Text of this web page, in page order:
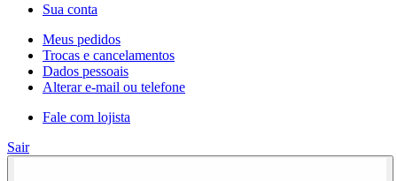
Sua conta
Meus pedidos
Trocas e cancelamentos
Dados pessoais
Alterar e-mail ou telefone
Fale com lojista
Sair